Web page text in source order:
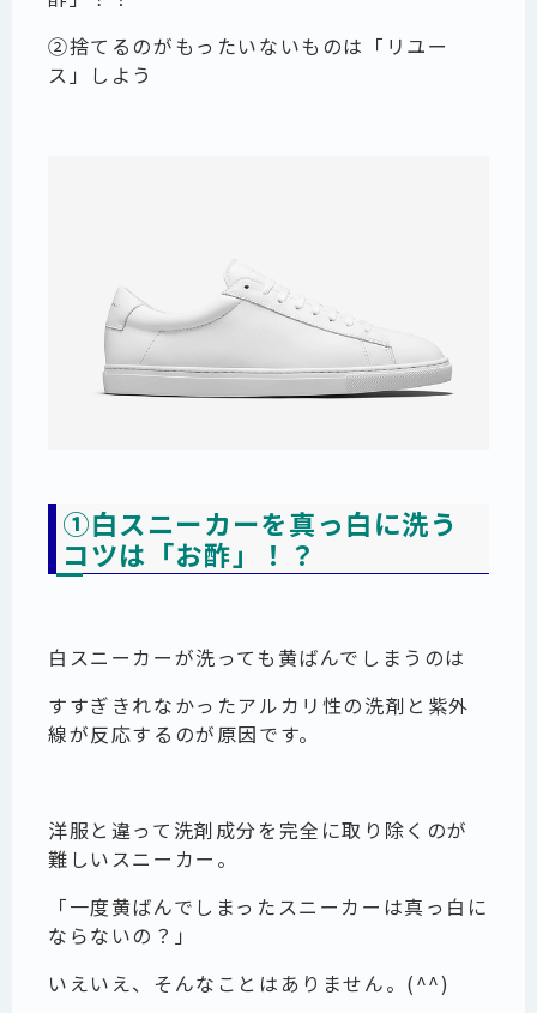
②捨てるのがもったいないものは「リユー
ス」しよう
①白スニーカーを真っ白に洗う
コツは「お酢」！？
白スニーカーが洗っても黄ばんでしまうのは
すすぎきれなかったアルカリ性の洗剤と紫外
線が反応するのが原因です。
洋服と違って洗剤成分を完全に取り除くのが
難しいスニーカー。
「一度黄ばんでしまったスニーカーは真っ白に
ならないの？」
いえいえ、そんなことはありません。(^^)